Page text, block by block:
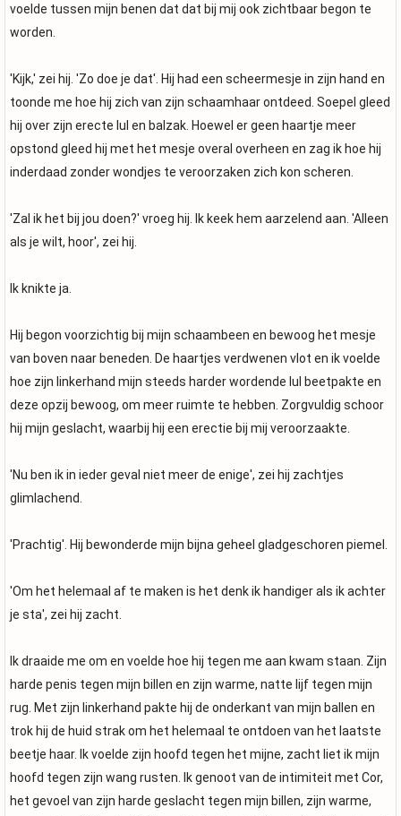
voelde tussen mijn benen dat dat bij mij ook zichtbaar begon te
worden.
'Kijk,' zei hij. 'Zo doe je dat'. Hij had een scheermesje in zijn hand en
toonde me hoe hij zich van zijn schaamhaar ontdeed. Soepel gleed
hij over zijn erecte lul en balzak. Hoewel er geen haartje meer
opstond gleed hij met het mesje overal overheen en zag ik hoe hij
inderdaad zonder wondjes te veroorzaken zich kon scheren.
'Zal ik het bij jou doen?' vroeg hij. Ik keek hem aarzelend aan. 'Alleen
als je wilt, hoor', zei hij.
Ik knikte ja.
Hij begon voorzichtig bij mijn schaambeen en bewoog het mesje
van boven naar beneden. De haartjes verdwenen vlot en ik voelde
hoe zijn linkerhand mijn steeds harder wordende lul beetpakte en
deze opzij bewoog, om meer ruimte te hebben. Zorgvuldig schoor
hij mijn geslacht, waarbij hij een erectie bij mij veroorzaakte.
'Nu ben ik in ieder geval niet meer de enige', zei hij zachtjes
glimlachend.
'Prachtig'. Hij bewonderde mijn bijna geheel gladgeschoren piemel.
'Om het helemaal af te maken is het denk ik handiger als ik achter
je sta', zei hij zacht.
Ik draaide me om en voelde hoe hij tegen me aan kwam staan. Zijn
harde penis tegen mijn billen en zijn warme, natte lijf tegen mijn
rug. Met zijn linkerhand pakte hij de onderkant van mijn ballen en
trok hij de huid strak om het helemaal te ontdoen van het laatste
beetje haar. Ik voelde zijn hoofd tegen het mijne, zacht liet ik mijn
hoofd tegen zijn wang rusten. Ik genoot van de intimiteit met Cor,
het gevoel van zijn harde geslacht tegen mijn billen, zijn warme,